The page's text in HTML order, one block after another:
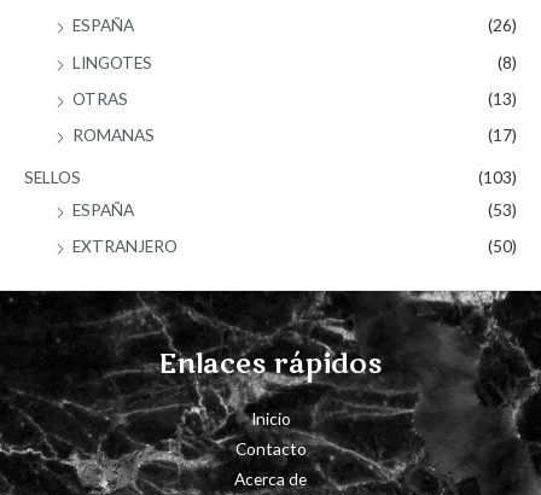
ESPAÑA
(26)
LINGOTES
(8)
OTRAS
(13)
ROMANAS
(17)
SELLOS
(103)
ESPAÑA
(53)
EXTRANJERO
(50)
Enlaces rápidos
Inicio
Contacto
Acerca de